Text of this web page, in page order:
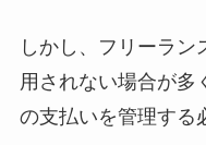
しかし、フリーラン
用されない場合が多
の支払いを管理する